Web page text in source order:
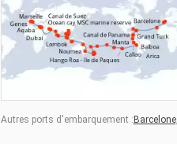
Autres ports d'embarquement :Barcelone,